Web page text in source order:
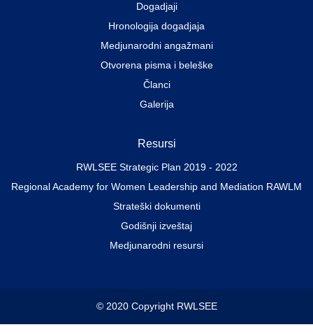
Dogadjaji
Hronologija dogadjaja
Medjunarodni angažmani
Otvorena pisma i beleške
Članci
Galerija
Resursi
RWLSEE Strategic Plan 2019 - 2022
Regional Academy for Women Leadership and Mediation RAWLM
Strateški dokumenti
Godišnji izveštaj
Medjunarodni resursi
© 2020 Copyright RWLSEE